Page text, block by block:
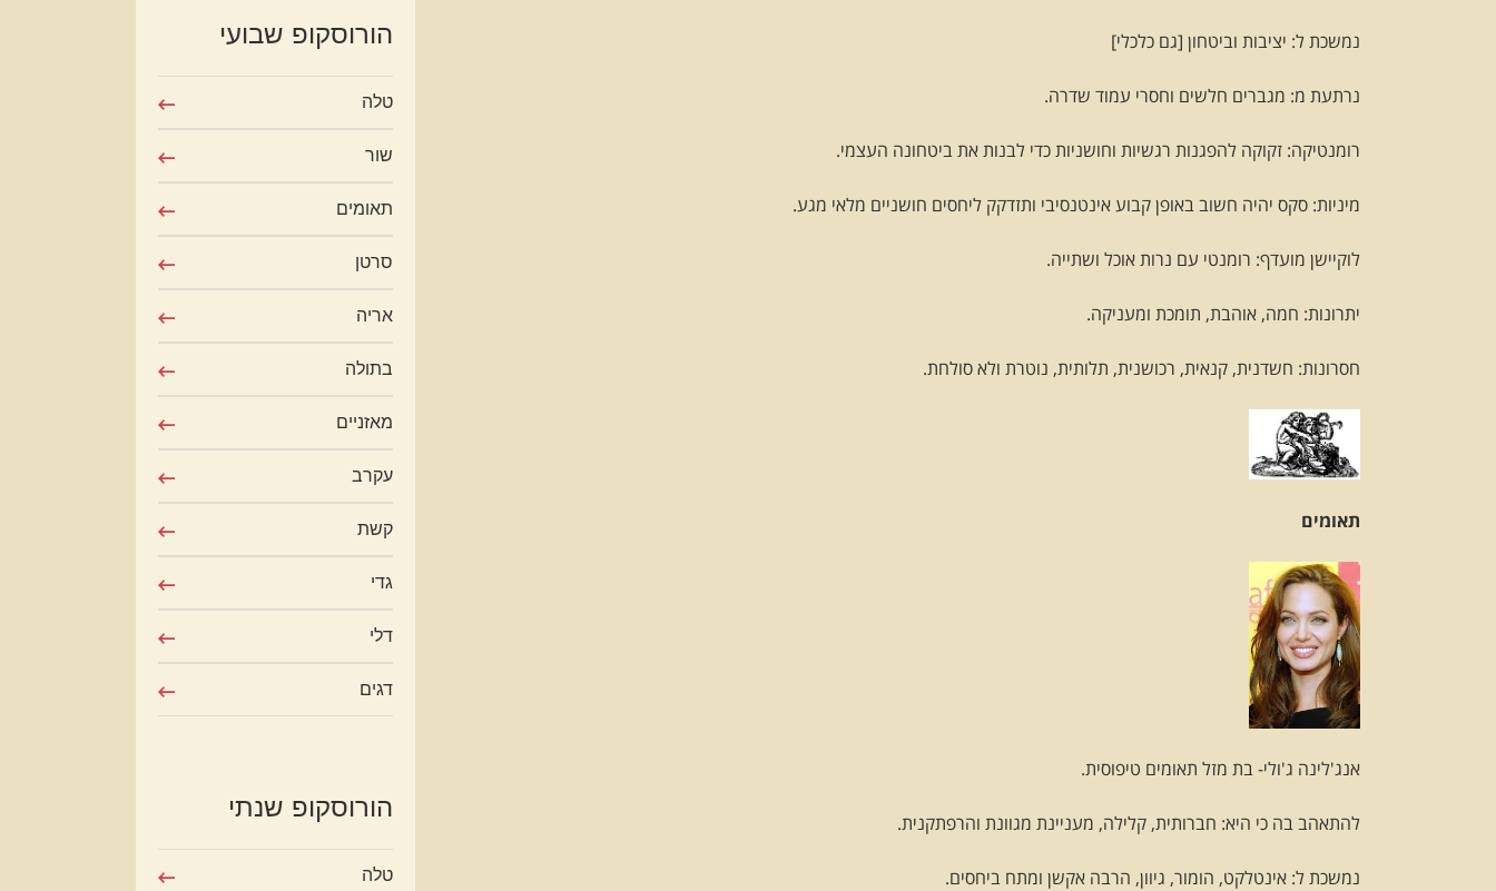
נמשכת ל: יציבות וביטחון [גם כלכלי]
נרתעת מ: מגברים חלשים וחסרי עמוד שדרה.
רומנטיקה: זקוקה להפגנות רגשיות וחושניות כדי לבנות את ביטחונה העצמי.
מיניות: סקס יהיה חשוב באופן קבוע אינטנסיבי ותזדקק ליחסים חושניים מלאי מגע.
לוקיישן מועדף: רומנטי עם נרות אוכל ושתייה.
יתרונות: חמה, אוהבת, תומכת ומעניקה.
חסרונות: חשדנית, קנאית, רכושנית, תלותית, נוטרת ולא סולחת.
תאומים
אנג'לינה ג'ולי- בת מזל תאומים טיפוסית.
להתאהב בה כי היא: חברותית, קלילה, מעניינת מגוונת והרפתקנית.
נמשכת ל: אינטלקט, הומור, גיוון, הרבה אקשן ומתח ביחסים.
הורוסקופ שבועי
טלה
שור
תאומים
סרטן
אריה
בתולה
מאזניים
עקרב
קשת
גדי
דלי
דגים
הורוסקופ שנתי
טלה